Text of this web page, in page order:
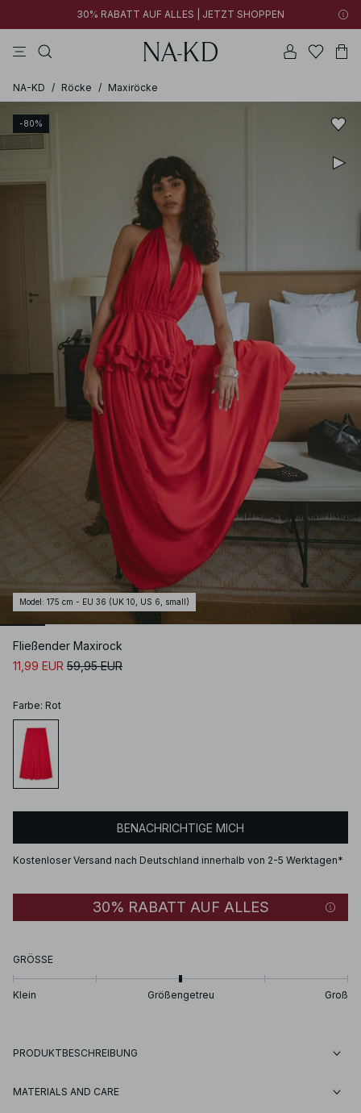
30% RABATT AUF ALLES | JETZT SHOPPEN
NA-KD / Röcke / Maxiröcke
-80%
Model : 175 cm - EU 36 (UK 10, US 6, small)
Fließender Maxirock
11,99 EUR 59,95 EUR
Farbe: Rot
BENACHRICHTIGE MICH
Kostenloser Versand nach Deutschland innerhalb von 2-5 Werktagen*
30% RABATT AUF ALLES
GRÖSSE
Klein Größengetreu Groß
PRODUKTBESCHREIBUNG
MATERIALS AND CARE